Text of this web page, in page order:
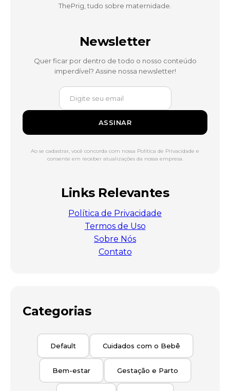
ThePrig, tudo sobre maternidade.
Newsletter
Quer ficar por dentro de todo o nosso conteúdo
imperdível? Assine nossa newsletter!
ASSINAR
Ao se cadastrar, você concorda com nossa Política de Privacidade e
consente em receber atualizações da nossa empresa.
Links Relevantes
Política de Privacidade
Termos de Uso
Sobre Nós
Contato
Categorias
Default Cuidados com o Bebê
Bem-estar Gestação e Parto